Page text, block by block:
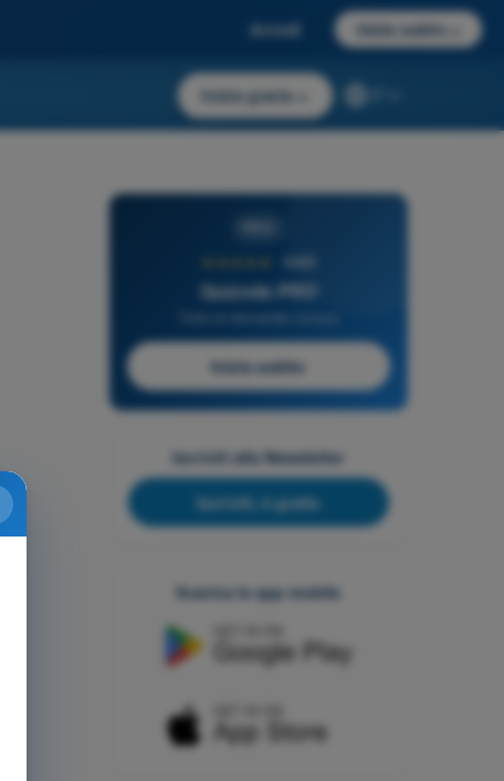
Accedi Inizia subito
Inizia gratis
4,6/5
Quizvds PRO
Inizia subito
Iscriviti alla Newsletter
Iscriviti, è gratis
Scarica le app mobile